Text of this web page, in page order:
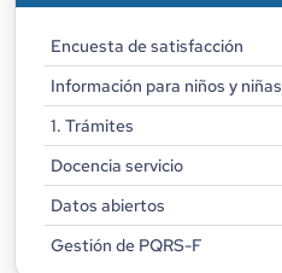
Encuesta de satisfacción
Información para niños y niñas
1. Trámites
Docencia servicio
Datos abiertos
Gestión de PQRS-F